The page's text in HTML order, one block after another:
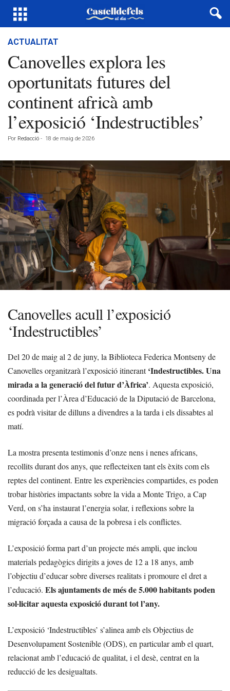
ACTUALITAT
Canovelles explora les
oportunitats futures del
continent africà amb
l’exposició ‘Indestructibles’
Por Redacció - 18 de maig de 2026
Canovelles acull l’exposició
‘Indestructibles’
Del 20 de maig al 2 de juny, la Biblioteca Federica Montseny de
Canovelles organitzarà l’exposició itinerant‘Indestructibles. Una
mirada a la generació del futur d’Àfrica’. Aquesta exposició,
coordinada per l’Àrea d’Educació de la Diputació de Barcelona,
es podrà visitar de dilluns a divendres a la tarda i els dissabtes al
matí.
La mostra presenta testimonis d’onze nens i nenes africans,
recollits durant dos anys, que reflecteixen tant els èxits com els
reptes del continent. Entre les experiències compartides, es poden
trobar històries impactants sobre la vida a Monte Trigo, a Cap
Verd, on s’ha instaurat l’energia solar, i reflexions sobre la
migració forçada a causa de la pobresa i els conflictes.
L’exposició forma part d’un projecte més ampli, que inclou
materials pedagògics dirigits a joves de 12 a 18 anys, amb
l’objectiu d’educar sobre diverses realitats i promoure el dret a
l’educació. Els ajuntaments de més de 5.000 habitants poden
sol·licitar aquesta exposició durant tot l’any.
L’exposició ‘Indestructibles’ s’alinea amb els Objectius de
Desenvolupament Sostenible (ODS), en particular amb el quart,
relacionat amb l’educació de qualitat, i el desè, centrat en la
reducció de les desigualtats.